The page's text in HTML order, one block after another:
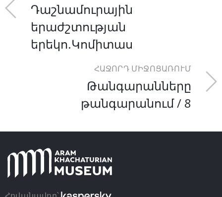
Դաշնամուրային
երաժշտության
երեկո.Կոմիտաս
ՀԱՋՈՐԴ ՄԻՋՈՑԱՌՈՒՄ
Թանգարանները
թանգարանում / 8